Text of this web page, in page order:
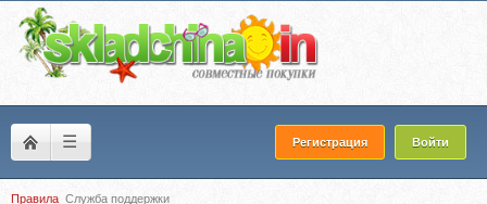
☰ Регистрация Войти
Правила Служба поддержки